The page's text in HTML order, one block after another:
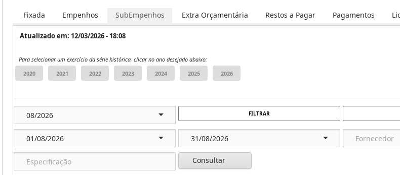
Fixada Empenhos SubEmpenhos Extra Orçamentária Restos a Pagar Pagamentos
Atualizado em: 12/03/2026 - 18:08
Para selecionar um exercício da série histórica, clicar no ano desejado abaixo:
FILTRAR
Consultar